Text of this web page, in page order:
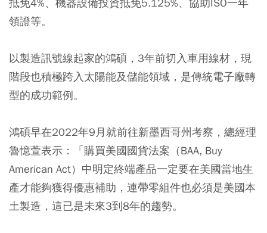
抵免4%、機器設備投資抵免5.125%、協助ISO一年
領證等。
以製造訊號線起家的鴻碩，3年前切入車用線材，現
階段也積極跨入太陽能及儲能領域，是傳統電子廠轉
型的成功範例。
鴻碩早在2022年9月就前往新墨西哥州考察，總經理
魯憶萱表示：「購買美國國貨法案（BAA, Buy
American Act）中明定終端產品一定要在美國當地生
產才能夠獲得優惠補助，連帶零組件也必須是美國本
土製造，這已是未來3到8年的趨勢。